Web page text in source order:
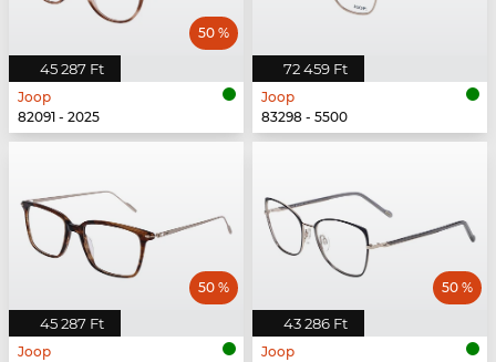
45 287 Ft
50 %
Joop
82091 - 2025
72 459 Ft
Joop
83298 - 5500
45 287 Ft
50 %
Joop
43 286 Ft
50 %
Joop